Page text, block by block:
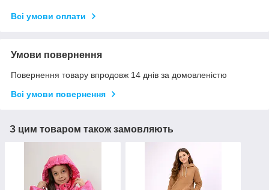
Всі умови оплати
Умови повернення
Повернення товару впродовж 14 днів за домовленістю
Всі умови повернення
З цим товаром також замовляють